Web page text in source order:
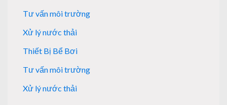
Tư vấn môi trường
Xử lý nước thải
Thiết Bị Bể Bơi
Tư vấn môi trường
Xử lý nước thải